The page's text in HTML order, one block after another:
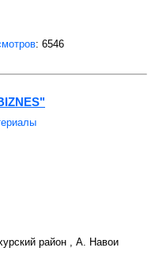
: 6546
район , А. Навои